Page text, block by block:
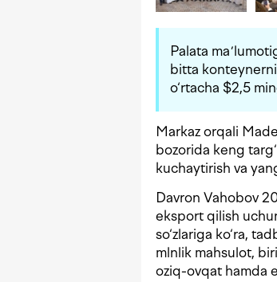
Palata
bitta
o‘rtacha $2,5
Markaz orqali
bozorida keng
kuchaytirish va
Davron Vahobov
eksport qilish
so‘zlariga ko‘ra,
mlnlik mahsulot,
oziq-ovqat hamda